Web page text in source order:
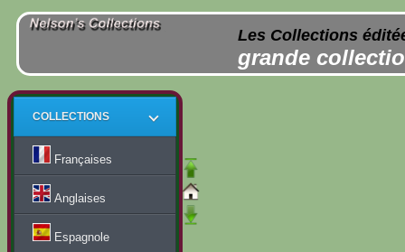
Les Collections
grande
COLLECTIONS
Françaises
Anglaises
Espagnole